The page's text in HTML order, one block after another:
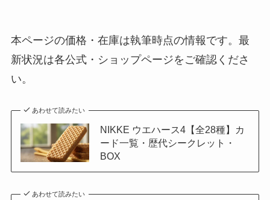
本ページの価格・在庫は執筆時点の情報です。最
新状況は各公式・ショップページをご確認くださ
い。
あわせて読みたい
NIKKE ウエハース4【全28種】カ
ード一覧・歴代シークレット・
BOX
あわせて読みたい